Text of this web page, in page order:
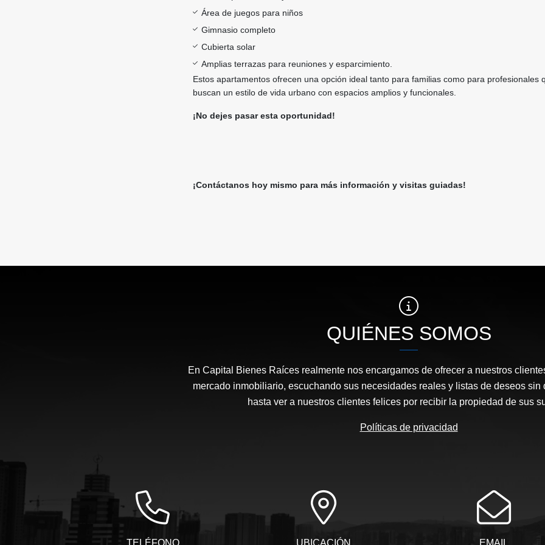
Área de juegos para niños
Gimnasio completo
Cubierta solar
Amplias terrazas para reuniones y esparcimiento.
Estos apartamentos ofrecen una opción ideal tanto para familias como para profesionales
buscan un estilo de vida urbano con espacios amplios y funcionales.
¡No dejes pasar esta oportunidad!
¡Contáctanos hoy mismo para más información y visitas guiadas!
QUIÉNES SOMOS
En Capital Bienes Raíces realmente nos encargamos de ofrecer a nuestros
mercado inmobiliario, escuchando sus necesidades reales y listas de deseos sin
hasta ver a nuestros clientes felices por recibir la propiedad de sus
Políticas de privacidad
TELÉFONO UBICACIÓN EMAIL